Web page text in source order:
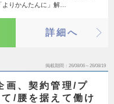
りかんたんに」解…
詳細へ
掲載期間 26/08/06～26/08/19
画、契約管理/プ
/腰を据えて働け